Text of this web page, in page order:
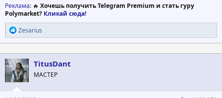
Реклама: 🔥 Хочешь получить Telegram Premium и стать гуру
Polymarket? Кликай сюда!
Р
е
а
к
ц
и
и
:
Zesarius
TitusDant
МАСТЕР